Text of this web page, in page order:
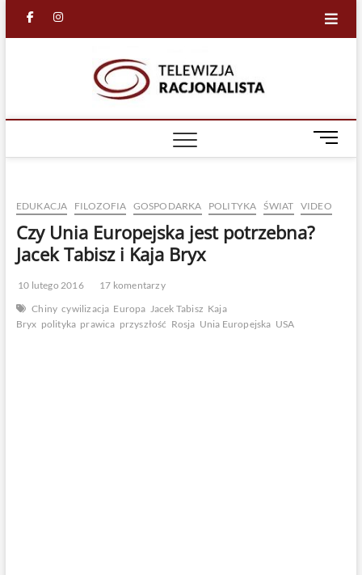
facebook
in
M
e
B
EDUKACJA FILOZOFIA GOSPODARKA POLITYKA ŚWIAT VIDEO
Czy Unia Europejska jest potrzebna?
Jacek Tabisz i Kaja Bryx
10 lutego 2016
17 komentarzy
Chiny cywilizacja Europa Jacek Tabisz Kaja
Bryx polityka prawica przyszłość Rosja Unia Europejska USA